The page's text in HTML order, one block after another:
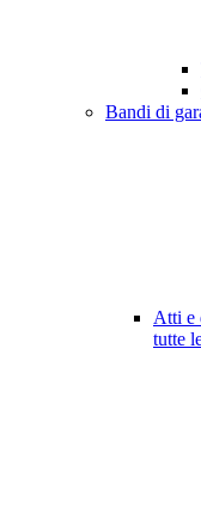
Bandi di
Atti e
tutte